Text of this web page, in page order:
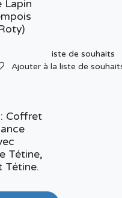
Ajouter à la liste de souhaits
Lapin
Ajouter à la liste de
Coffret
Tétine,
Tétine.